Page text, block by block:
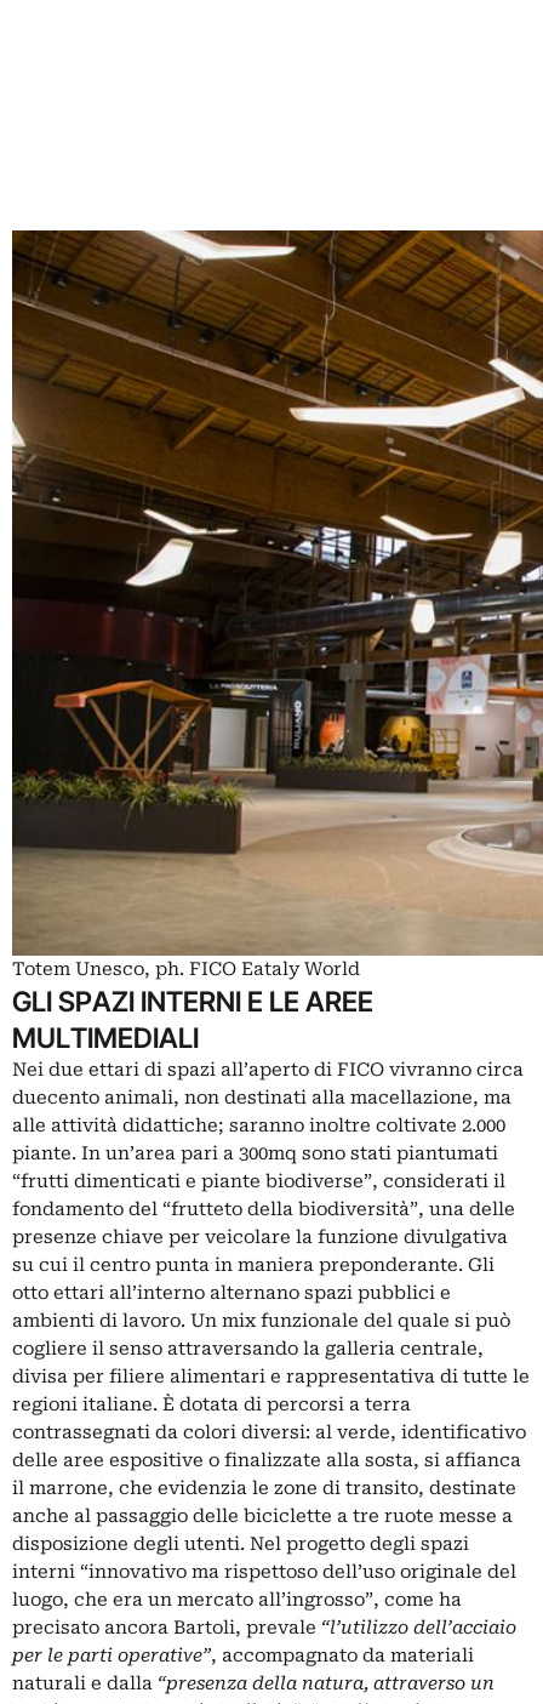
Totem Unesco, ph. FICO Eataly World
GLI SPAZI INTERNI E LE AREE
MULTIMEDIALI
Nei due ettari di spazi all’aperto di FICO vivranno circa
duecento animali, non destinati alla macellazione, ma
alle attività didattiche; saranno inoltre coltivate 2.000
piante. In un’area pari a 300mq sono stati piantumati
“frutti dimenticati e piante biodiverse”, considerati il
fondamento del “frutteto della biodiversità”, una delle
presenze chiave per veicolare la funzione divulgativa
su cui il centro punta in maniera preponderante. Gli
otto ettari all’interno alternano spazi pubblici e
ambienti di lavoro. Un mix funzionale del quale si può
cogliere il senso attraversando la galleria centrale,
divisa per filiere alimentari e rappresentativa di tutte le
regioni italiane. È dotata di percorsi a terra
contrassegnati da colori diversi: al verde, identificativo
delle aree espositive o finalizzate alla sosta, si affianca
il marrone, che evidenzia le zone di transito, destinate
anche al passaggio delle biciclette a tre ruote messe a
disposizione degli utenti. Nel progetto degli spazi
interni “innovativo ma rispettoso dell’uso originale del
luogo, che era un mercato all’ingrosso”, come ha
precisato ancora Bartoli, prevale “l’utilizzo dell’acciaio
per le parti operative”, accompagnato da materiali
naturali e dalla “presenza della natura, attraverso un